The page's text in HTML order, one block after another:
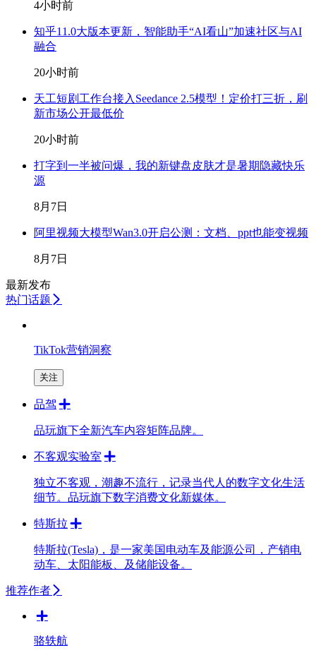
4小时前
知乎11.0大版本更新，智能助手“AI看山”加速社区与AI
融合
20小时前
天工短剧工作台接入Seedance 2.5模型！定价打三折，刷
新市场公开最低价
20小时前
打字到一半被问爆，我的新键盘皮肤才是暑期隐藏快乐
源
8月7日
阿里视频大模型Wan3.0开启公测：文档、ppt也能变视频
8月7日
最新发布
热门话题
TikTok营销洞察
关注
品驾
品玩旗下全新汽车内容矩阵品牌。
不客观实验室
独立不客观，潮趣不流行，记录当代人的数字文化生活
细节。品玩旗下数字消费文化新媒体。
特斯拉
特斯拉(Tesla)，是一家美国电动车及能源公司，产销电
动车、太阳能板、及储能设备。
推荐作者
骆轶航